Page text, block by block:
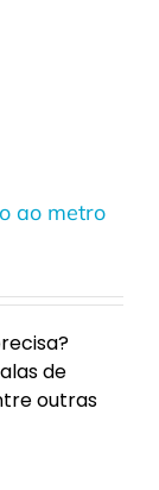
ao metro
de
outras